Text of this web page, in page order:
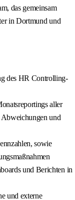
das gemeinsam
in Dortmund und
des HR Controlling-
aller
und
sowie
und Berichten in
und externe